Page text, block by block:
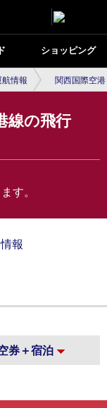
ショッピング
情報 関西国際空
線の飛行
す。
報
券＋宿泊